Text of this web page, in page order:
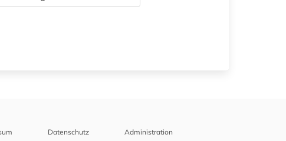
Datenschutz Administration